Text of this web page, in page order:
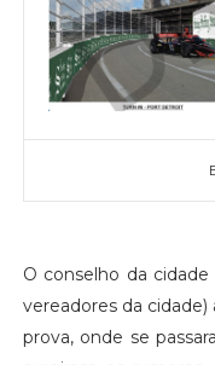
O conselho da
vereadores da
prova, onde se